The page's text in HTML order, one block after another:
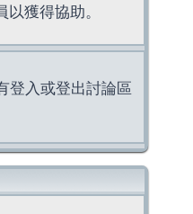
獲得協助。
登入或登出討論區